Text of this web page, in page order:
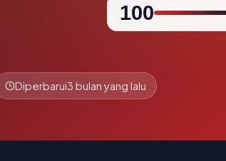
100
Diperbarui3 bulan yang lalu